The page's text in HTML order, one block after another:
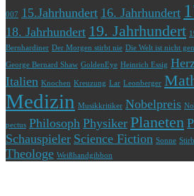
007 15.Jahrhundert 16. Jahrhundert
18. Jahrhundert 19. Jahrhundert
Bernhardiner Der Morgen stirbt nie Die Welt ist nicht
George Bernard Shaw GoldenEye Heinrich Essig
Italien Knochen Kreuzung Lar Leonberger
Medizin Musikkritiker Nobelpreis
pectus Philosoph Physiker Planeten
Schauspieler Science Fiction Sonne
Theologe Weißhandgibbon